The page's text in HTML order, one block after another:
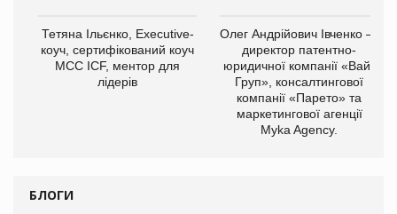
Тетяна Ільєнко, Executive-
коуч, сертифікований коуч
МСС ICF, ментор для
лідерів
Олег Андрійович Івченко —
директор патентно-
юридичної компанії «Вайз
Груп», консалтингової
компанії «Парето» та
маркетингової агенції
Myka Agency.
БЛОГИ